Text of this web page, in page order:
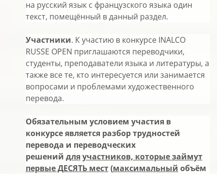
на русский язык с французского языка один
текст, помещённый в данный раздел.
Участники. К участию в конкурсе INALCO
RUSSE OPEN приглашаются переводчики,
студенты, преподаватели языка и литературы, а
также все те, кто интересуется или занимается
вопросами и проблемами художественного
перевода.
Обязательным условием участия в
конкурсе является разбор трудностей
перевода и переводческих
решений дляучастников, которые займут
первые ДЕСЯТЬ мест(максимальный объём